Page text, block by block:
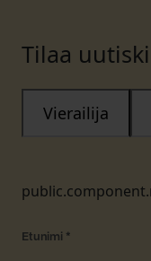
Tilaa
Vierailija
Etunimi *